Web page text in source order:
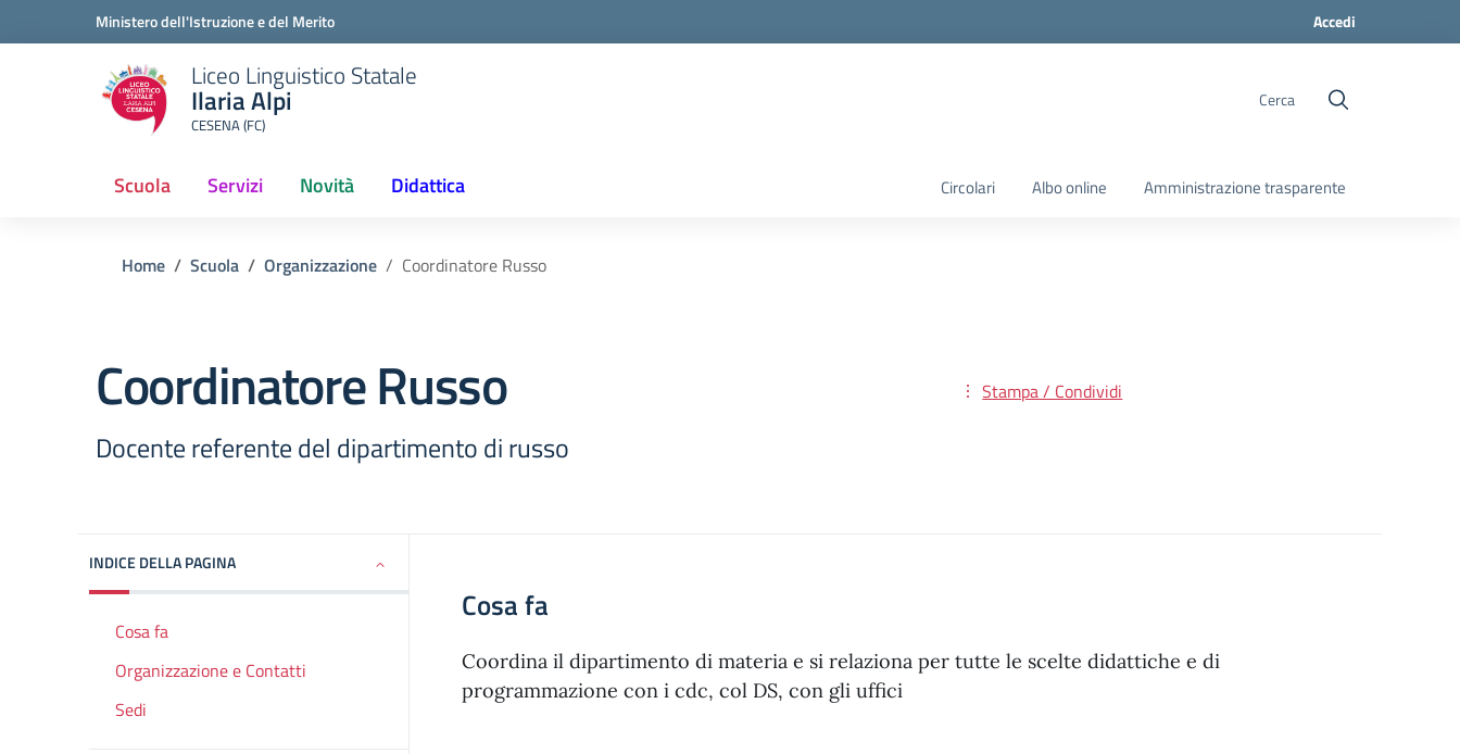
Ministero dell'Istruzione e del Merito Accedi
Liceo Linguistico Statale
Ilaria Alpi
CESENA (FC)
Cerca
Scuola Servizi Novità
(current) Didattica Circolari Albo online Amministrazione trasparente
Home Scuola Organizzazione Coordinatore Russo
Coordinatore Russo
Docente referente del dipartimento di russo
Stampa / Condividi
INDICE DELLA PAGINA
Cosa fa
Organizzazione e Contatti
Sedi
Cosa fa
Coordina il dipartimento di materia e si relaziona per tutte le scelte didattiche e di
programmazione con i cdc, col DS, con gli uffici